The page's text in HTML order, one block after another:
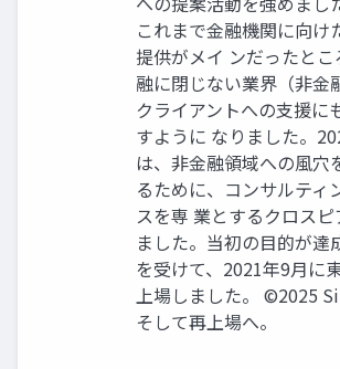
これまで金融機関に向け
提供がメイ ンだったと
融に閉じない業界（非金
クライアントへの支援に
すように なりました。
は、非金融領域への風穴
るために、コンサルティ
スを専 業とするクロスピ
ました。当初の目的が達
を受けて、2021年9月に
上場しました。 ©2025
そして再上場へ。